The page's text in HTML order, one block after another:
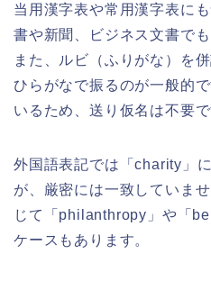
当用漢字表や常用漢字表に
書や新聞、ビジネス文書で
また、ルビ（ふりがな）を
ひらがなで振るのが一般的
いるため、送り仮名は不要で
外国語表記では「charity」
が、厳密には一致していま
じて「philanthropy」や「
ケースもあります。